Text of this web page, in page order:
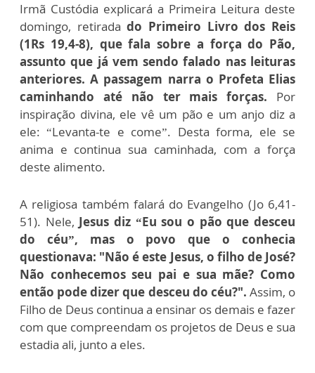
Irmã Custódia explicará a Primeira Leitura deste
domingo, retiradado Primeiro Livro dos Reis
(1Rs 19,4-8), que fala sobre a força do Pão,
assunto que já vem sendo falado nas leituras
anteriores. A passagem narra o Profeta Elias
caminhando até não ter mais forças. Por
inspiração divina, ele vê um pão e um anjo diz a
ele: “Levanta-te e come”. Desta forma, ele se
anima e continua sua caminhada, com a força
deste alimento.
A religiosa também falará do Evangelho (Jo 6,41-
51). Nele, Jesus diz “Eu sou o pão que desceu
do céu”, mas o povo que o conhecia
questionava: "Não é este Jesus, o filho de José?
Não conhecemos seu pai e sua mãe? Como
então pode dizer que desceu do céu?". Assim, o
Filho de Deus continua a ensinar os demais e fazer
com que compreendam os projetos de Deus e sua
estadia ali, junto a eles.